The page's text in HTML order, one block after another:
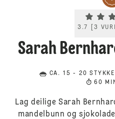
3.7 3
Sarah
CA. 15 - 20
60
Lag deilige Sarah
mandelbunn og